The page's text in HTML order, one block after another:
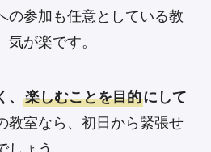
の参加も任意としている教
が楽です。
楽しむことを目的にして
教室なら、初日から緊張せ
ょう。